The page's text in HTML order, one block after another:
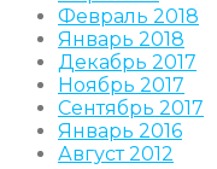
Февраль 2018
Январь 2018
Декабрь 2017
Ноябрь 2017
Сентябрь 2017
Январь 2016
Август 2012